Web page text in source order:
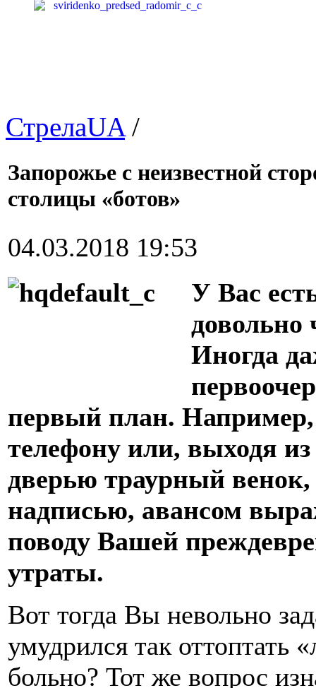
СтрелаUA/
Запорожье с неизвестной
столицы «ботов»
04.03.2018 19:53
У Вас
довольно
Иногда
первый план.
телефону или, выходя
дверью траурный
надписью, авансом
поводу Вашей
утраты.
Вот тогда Вы невольно
умудрился так
больно? Тот же вопрос